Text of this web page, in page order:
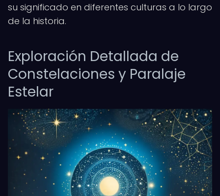
su significado en diferentes culturas a lo largo
de la historia.
Exploración Detallada de
Constelaciones y Paralaje
Estelar